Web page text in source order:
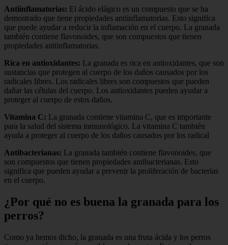
Antiinflamatorias: El ácido elágico es un compuesto que se ha
demostrado que tiene propiedades antiinflamatorias. Esto significa
que puede ayudar a reducir la inflamación en el cuerpo. La granada
también contiene flavonoides, que son compuestos que tienen
propiedades antiinflamatorias.
Rica en antioxidantes: La granada es rica en antioxidantes, que son
sustancias que protegen al cuerpo de los daños causados por los
radicales libres. Los radicales libres son compuestos que pueden
dañar las células del cuerpo. Los antioxidantes pueden ayudar a
proteger al cuerpo de estos daños.
Vitamina C: La granada contiene vitamina C, que es importante
para la salud del sistema inmunológico. La vitamina C también
ayuda a proteger al cuerpo de los daños causados por los radical
Antibacterianas: La granada también contiene flavonoides, que
son compuestos que tienen propiedades antibacterianas. Esto
significa que pueden ayudar a prevenir la proliferación de bacterias
en el cuerpo.
¿Por qué no es buena la granada para los
perros?
Como ya hemos dicho, la granada es una fruta ácida y los perros